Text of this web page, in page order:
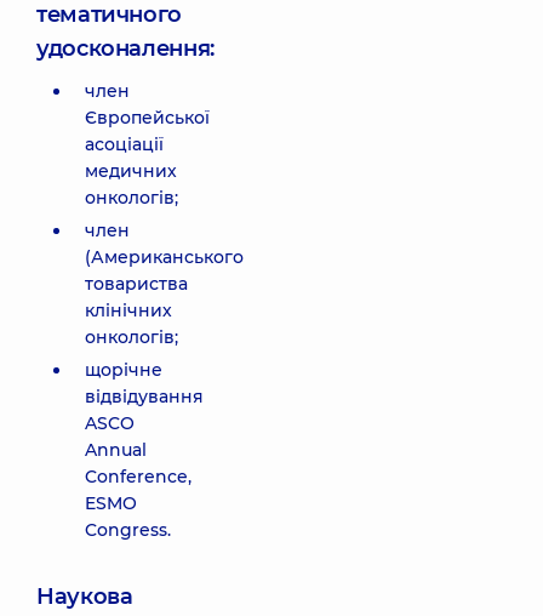
тематичного
удосконалення:
член
Європейської
асоціації
медичних
онкологів;
член
(Американського
товариства
клінічних
онкологів;
щорічне
відвідування
ASCO
Annual
Conference,
ESMO
Congress.
Наукова